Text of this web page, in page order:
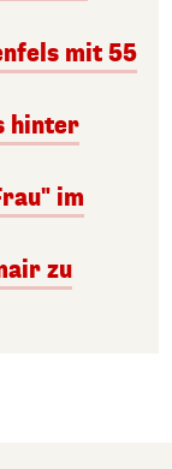
mit 55
hinter
im
zu